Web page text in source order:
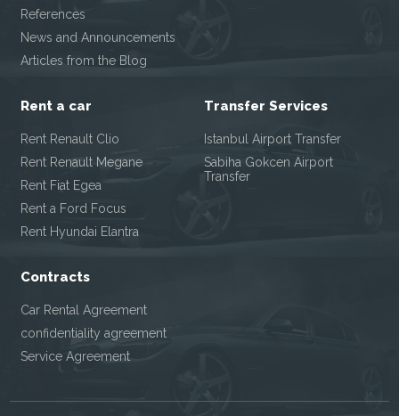
References
News and Announcements
Articles from the Blog
Rent a car
Rent Renault Clio
Rent Renault Megane
Rent Fiat Egea
Rent a Ford Focus
Rent Hyundai Elantra
Transfer Services
Istanbul Airport Transfer
Sabiha Gokcen Airport
Transfer
Contracts
Car Rental Agreement
confidentiality agreement
Service Agreement